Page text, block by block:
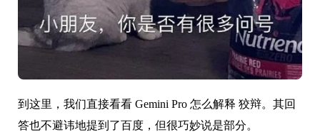
到这里，我们直接看看 Gemini Pro 怎么解释 狡辩。其回
答也不避讳地提到了百度，但很巧妙说是部分。